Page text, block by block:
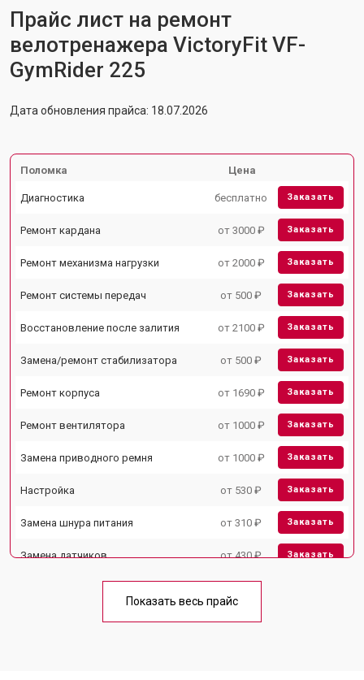
Прайс лист на ремонт
велотренажера VictoryFit VF-
GymRider 225
Дата обновления прайса: 18.07.2026
Поломка Цена
Диагностика бесплатно Заказать
Ремонт кардана от 3000 ₽ Заказать
Ремонт механизма нагрузки от 2000 ₽ Заказать
Ремонт системы передач от 500 ₽ Заказать
Восстановление после залития от 2100 ₽ Заказать
Замена/ремонт стабилизатора от 500 ₽ Заказать
Ремонт корпуса от 1690 ₽ Заказать
Ремонт вентилятора от 1000 ₽ Заказать
Замена приводного ремня от 1000 ₽ Заказать
Настройка от 530 ₽ Заказать
Замена шнура питания от 310 ₽ Заказать
Замена датчиков от 430 ₽ Заказать
Замена дисплея (экрана) от 1000 ₽
Показать весь прайс